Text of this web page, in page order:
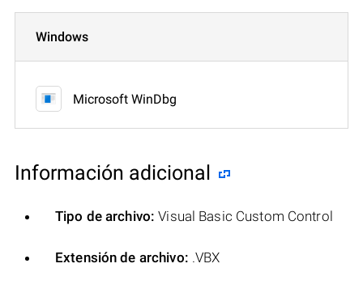
Windows
Microsoft WinDbg
Información adicional
Tipo de archivo: Visual Basic Custom Control
Extensión de archivo: .VBX